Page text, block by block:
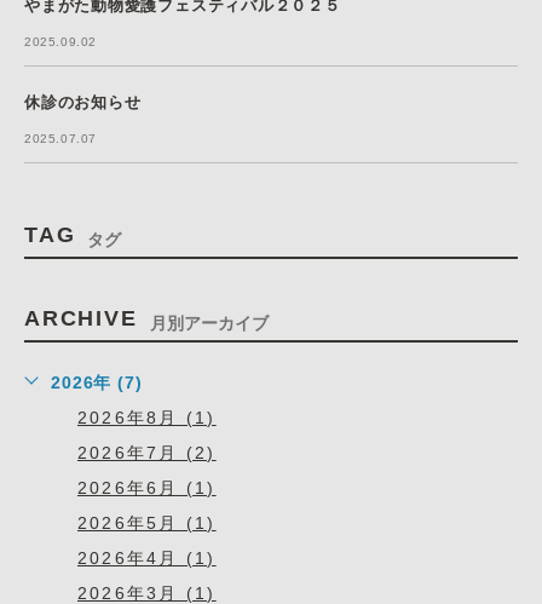
やまがた動物愛護フェスティバル２０２５
2025.09.02
休診のお知らせ
2025.07.07
TAG タグ
ARCHIVE 月別アーカイブ
2026年 (7)
2026年8月 (1)
2026年7月 (2)
2026年6月 (1)
2026年5月 (1)
2026年4月 (1)
2026年3月 (1)